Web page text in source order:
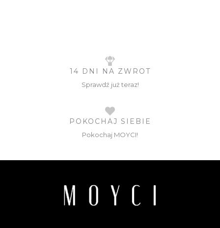
14 DNI NA ZWROT
Sprawdź już teraz!
POKOCHAJ SIEBIE
Pokochaj MOYCI!